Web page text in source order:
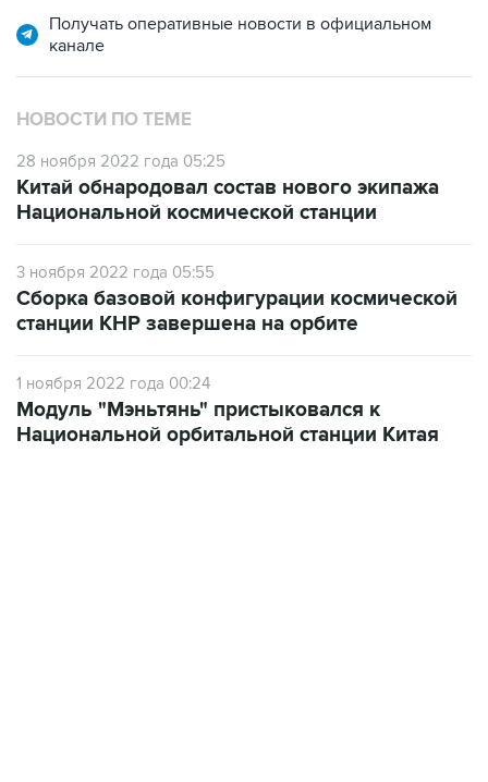
Получать оперативные новости в официальном
канале
НОВОСТИ ПО ТЕМЕ
28 ноября 2022 года 05:25
Китай обнародовал состав нового экипажа
Национальной космической станции
3 ноября 2022 года 05:55
Сборка базовой конфигурации космической
станции КНР завершена на орбите
1 ноября 2022 года 00:24
Модуль "Мэньтянь" пристыковался к
Национальной орбитальной станции Китая